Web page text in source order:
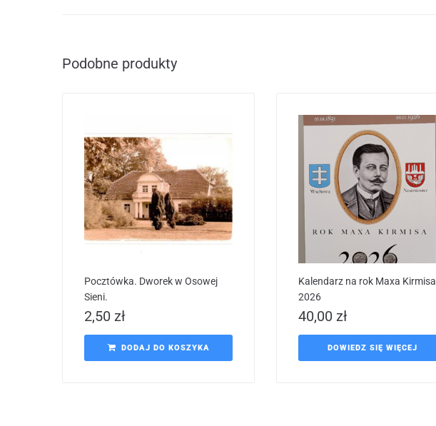
Podobne produkty
Pocztówka. Dworek w Osowej
Sieni.
2,50 zł
DODAJ DO KOSZYKA
Kalendarz na rok Maxa Kirmisa
2026
40,00 zł
DOWIEDZ SIĘ WIĘCEJ